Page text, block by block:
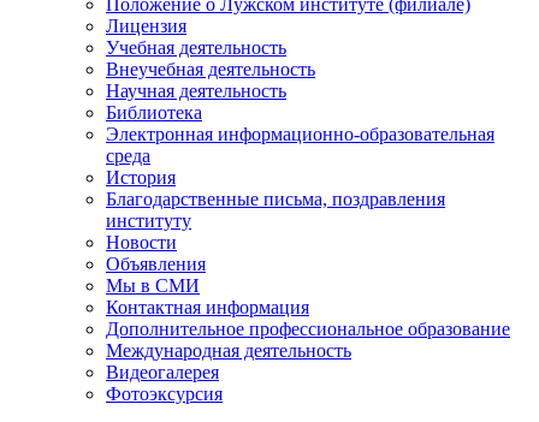
Лицензия
Учебная деятельность
Внеучебная деятельность
Научная деятельность
Библиотека
Электронная информационно-образовательная
среда
История
Благодарственные письма, поздравления
институту
Новости
Объявления
Мы в СМИ
Контактная информация
Дополнительное профессиональное образование
Международная деятельность
Видеогалерея
Фотоэксурсия